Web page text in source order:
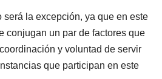
será la excepción, ya que en este
conjugan un par de factores que
y voluntad de servir
que participan en este